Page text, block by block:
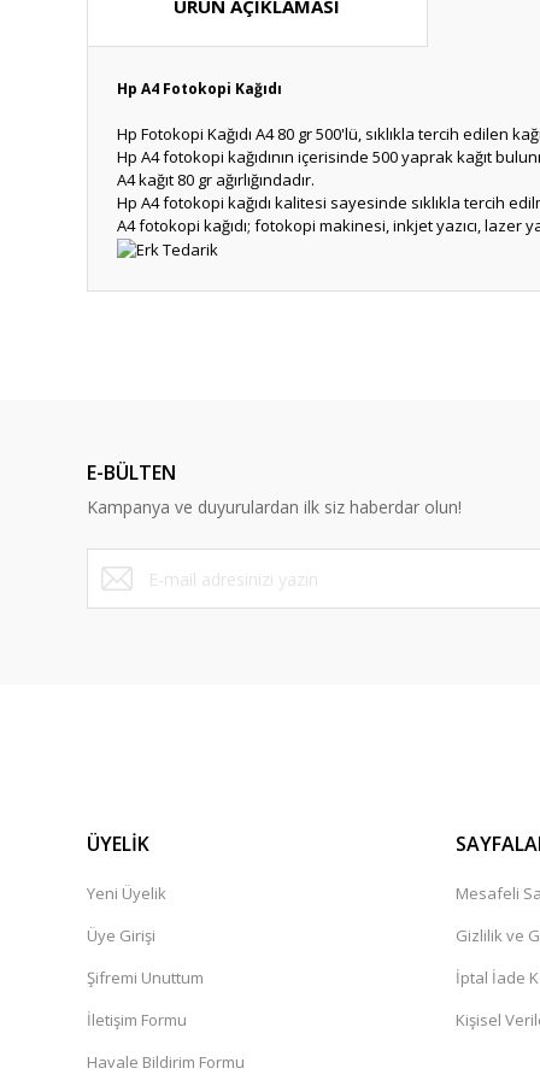
ÜRÜN AÇIKLAMASI
Hp A4 Fotokopi Kağıdı
Hp Fotokopi Kağıdı A4 80 gr 500'lü, sıklıkla tercih edilen
Hp A4 fotokopi kağıdının içerisinde 500 yaprak kağıt
A4 kağıt 80 gr ağırlığındadır.
Hp A4 fotokopi kağıdı kalitesi sayesinde sıklıkla tercih
A4 fotokopi kağıdı; fotokopi makinesi, inkjet yazıcı, lazer
Ürün bilgilerinde hatalar bulunuyor.
Ürün fiyatı diğer sitelerden daha pahalı.
Bu ürüne benzer farklı alternatifler olmalı.
E-BÜLTEN
Kampanya ve duyurulardan ilk siz haberdar olun!
ÜYELİK
Yeni Üyelik
Üye Girişi
Şifremi Unuttum
İletişim Formu
Havale Bildirim Formu
Mesafeli
Gizlilik ve
İptal İade
Kişisel